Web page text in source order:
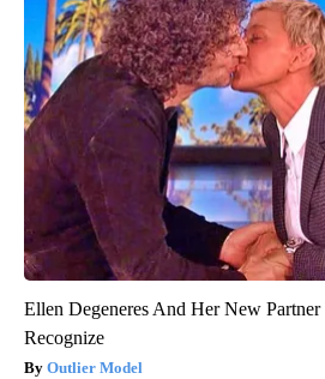
Ellen Degeneres And Her New
Recognize
Outlier Model